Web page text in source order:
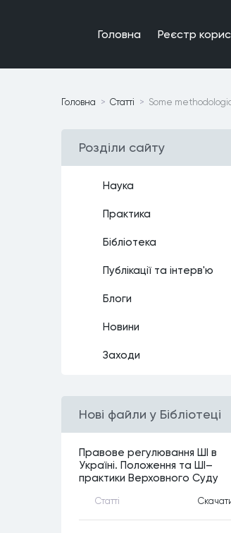
Головна Реєстр
Головна Статтi Some
Роздiли сайту
Наука
Практика
Бiблiотека
Публiкацiї та iнтерв'ю
Блоги
Новини
Заходи
Нові файли у Бібліотеці
Правове регулювання ШІ в
Україні. Положення та ШІ–
практики Верховного Суду
Статтi